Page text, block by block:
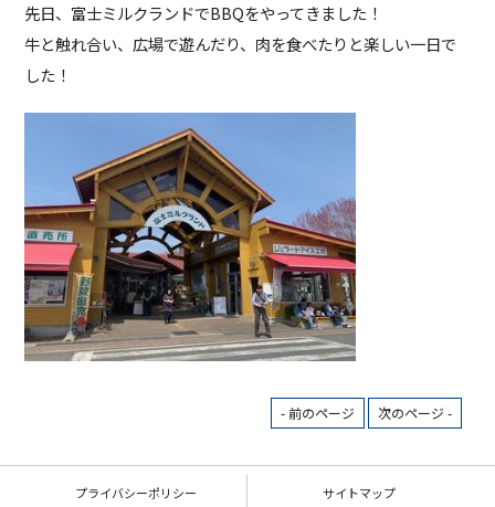
先日、富士ミルクランドでBBQをやってきました！
牛と触れ合い、広場で遊んだり、肉を食べたりと楽しい一日で
した！
- 前のページ 次のページ -
プライバシーポリシー サイトマップ